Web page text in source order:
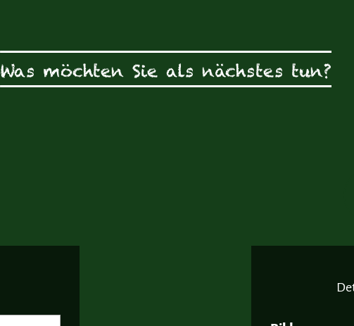
Was möchten Sie als nächstes tun?